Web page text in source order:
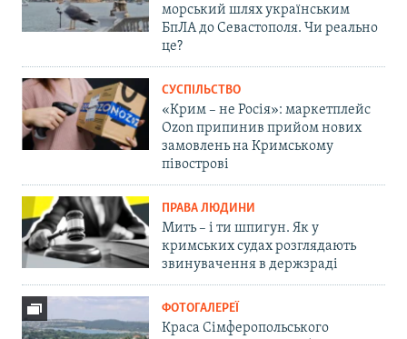
морський шлях українським
БпЛА до Севастополя. Чи реально
це?
СУСПІЛЬСТВО
«Крим – не Росія»: маркетплейс
Ozon припинив прийом нових
замовлень на Кримському
півострові
ПРАВА ЛЮДИНИ
Мить – і ти шпигун. Як у
кримських судах розглядають
звинувачення в держзраді
ФОТОГАЛЕРЕЇ
Краса Сімферопольського